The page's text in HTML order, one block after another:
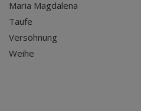
Maria Magdalena
Taufe
Versöhnung
Weihe